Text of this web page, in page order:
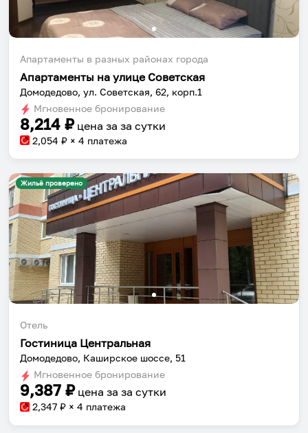
Апартаменты в разных районах города
Апартаменты на улице Советская
Домодедово, ул. Советская, 62, корп.1
Мгновенное бронирование
8,214 ₽ цена за за сутки
2,054 ₽ × 4 платежа
Жильё проверено
Отель
Гостиница Центральная
Домодедово, Каширское шоссе, 51
Мгновенное бронирование
9,387 ₽ цена за за сутки
2,347 ₽ × 4 платежа
Собери путешествие без сложностей
Сохраняй места, повторяй маршруты, находи
компанию и бронируй жильё в одном
приложении.